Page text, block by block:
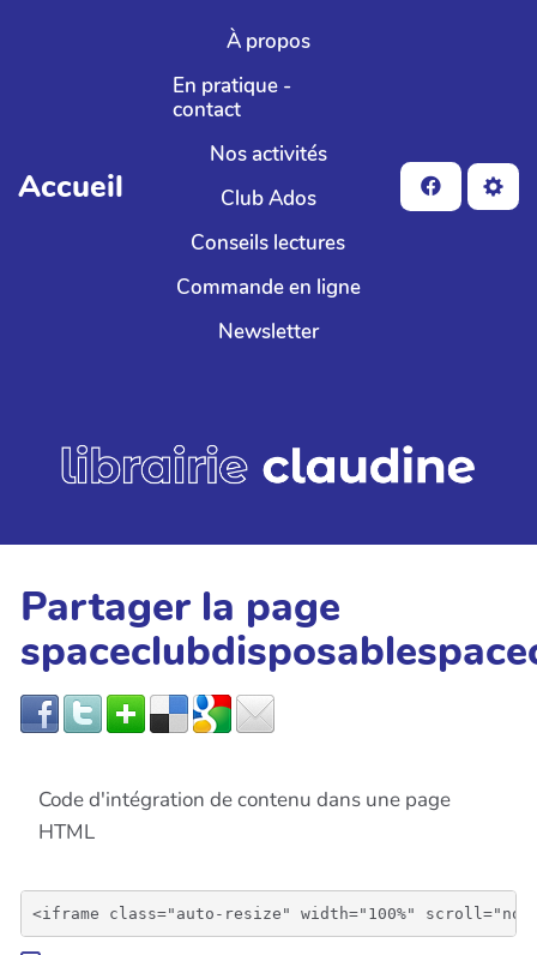
Aller au contenu principal
Accueil
À propos
En pratique -
contact
Nos activités
Club Ados
Conseils lectures
Commande en ligne
Newsletter
Partager la page
Code d'intégration de contenu dans une page
HTML